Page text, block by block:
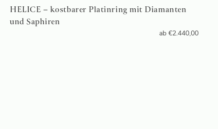
HELICE – kostbarer Platinring mit Diamanten
und Saphiren
ab €2.440,00